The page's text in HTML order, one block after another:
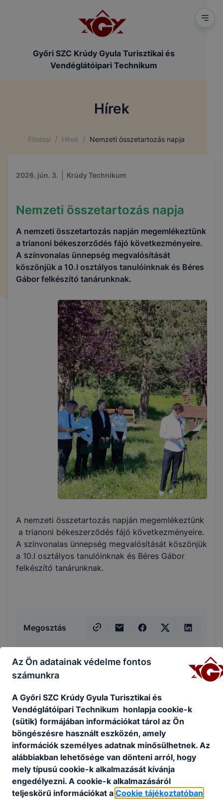
Győri SZC Krúdy Gyula Turisztikai és
Vendéglátóipari Technikum
Hírek
Főoldal / Hírek / Nemzeti összetartozás napja
2026. jún. 3. Krúdy Technikum
Nemzeti összetartozás napja
A nemzeti összetartozás napján megemlékeztünk
a trianoni békeszerződés fájó következményeire.
A színvonalas ünnepség megvalósítását
köszönjük a 10.I osztályos tanulóinknak és Béres
Gábor felkészító tanárunknak.
A nemzeti összetartozás napján megemlékeztünk
a trianoni békeszerződés fájó következményeire.
A színvonalas ünnepség megvalósítását köszönjük
a 10.I osztályos tanulóinknak és Béres Gábor
felkészító tanárunknak.
Megosztás
Az Ön adatainak védelme fontos
számunkra
A Győri SZC Krúdy Gyula Turisztikai és
Vendéglátóipari Technikum honlapja cookie-k
(sütik) formájában információkat tárol az Ön
böngészésre használt eszközén, amely
információk személyes adatnak minősülhetnek. Az
alábbiakban lehetősége van dönteni arról, hogy
mely típusú cookie-k alkalmazását kívánja
engedélyezni. A cookie-k alkalmazásáról
teljeskörű információkat a Cookie tájékoztatóban